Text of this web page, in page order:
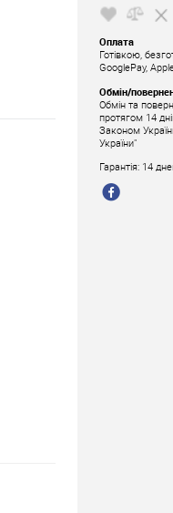
Оплата
Готівкою,
GooglePay,
Обмін/
Обмін та
протягом 14
Законом
України"
Гарантія: 14